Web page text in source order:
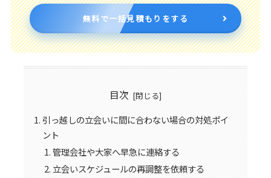
無料で一括見積もりをする
目次
引っ越しの立会いに間に合わない場合の対処ポイ
ント
管理会社や大家へ早急に連絡する
立会いスケジュールの再調整を依頼する